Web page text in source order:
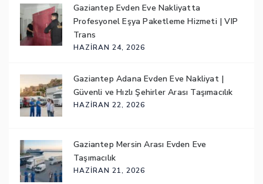
Gaziantep Evden Eve Nakliyatta
Profesyonel Eşya Paketleme Hizmeti | VIP
Trans
HAZIRAN 24, 2026
Gaziantep Adana Evden Eve Nakliyat |
Güvenli ve Hızlı Şehirler Arası Taşımacılık
HAZIRAN 22, 2026
Gaziantep Mersin Arası Evden Eve
Taşımacılık
HAZIRAN 21, 2026